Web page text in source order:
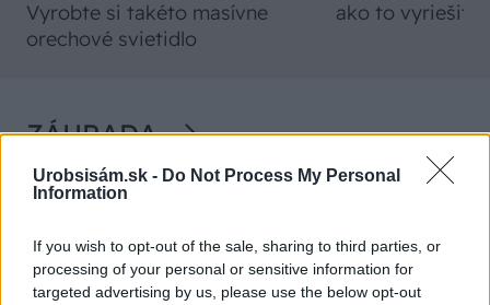
Urobsisám.sk - Do Not Process My Personal
Information
If you wish to opt-out of the sale, sharing to third parties, or
processing of your personal or sensitive information for
targeted advertising by us, please use the below opt-out
Vyrobte si takéto masívne
orechové svietidlo
ako to vyriešiť
ZÁHRADA